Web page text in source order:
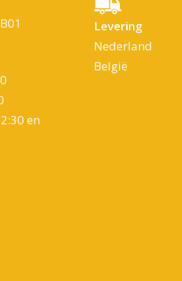
en
Levering
Nederland
België